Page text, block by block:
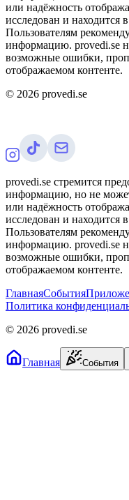
или надёжность
исследован и находится
Пользователям
информацию. provedi.se
возможные ошибки,
отображаемом контенте.
© 2026 provedi.se
provedi.se стремится
информацию, но не
или надёжность
исследован и находится
Пользователям
информацию. provedi.se
возможные ошибки,
отображаемом контенте.
ГлавнаяСобытия
Политика
© 2026 provedi.se
Главная События